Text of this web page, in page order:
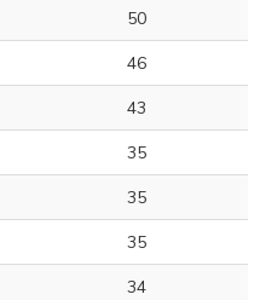
50
46
43
35
35
35
34